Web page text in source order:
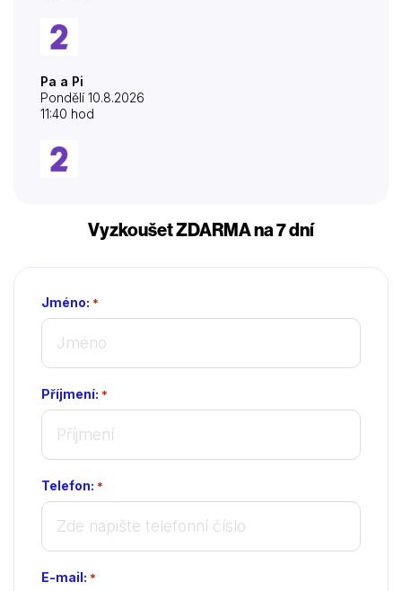
Pa a Pi
Pondělí 10.8.2026
11:40 hod
Vyzkoušet ZDARMA na 7 dní
Jméno: *
Příjmení: *
Telefon: *
E-mail: *